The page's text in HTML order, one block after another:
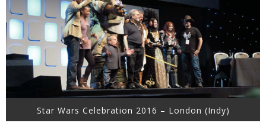
Star Wars Celebration 2016 – London (Indy)